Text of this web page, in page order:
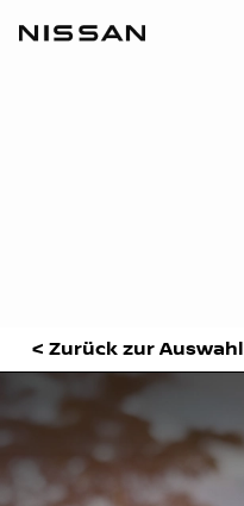
< Zurück zur Auswahl